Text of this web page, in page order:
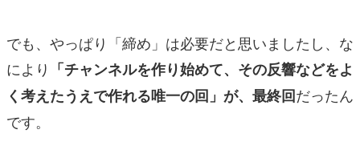
でも、やっぱり「締め」は必要だと思いましたし、な
により 「チャンネルを作り始めて、その反響などをよ
く考えたうえで作れる唯一の回」が、最終回だったん
です。